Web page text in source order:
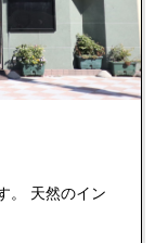
。 天然のイン